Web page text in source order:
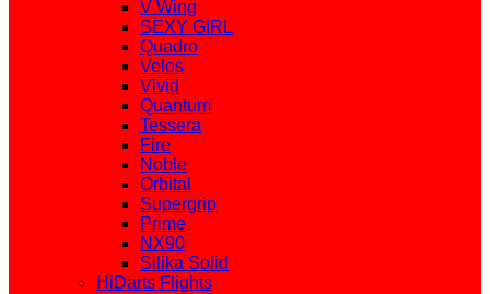
V Wing
SEXY GIRL
Quadro
Velos
Vivid
Quantum
Tessera
Fire
Noble
Orbital
Supergrip
Prime
NX90
Silika Solid
HiDarts Flights